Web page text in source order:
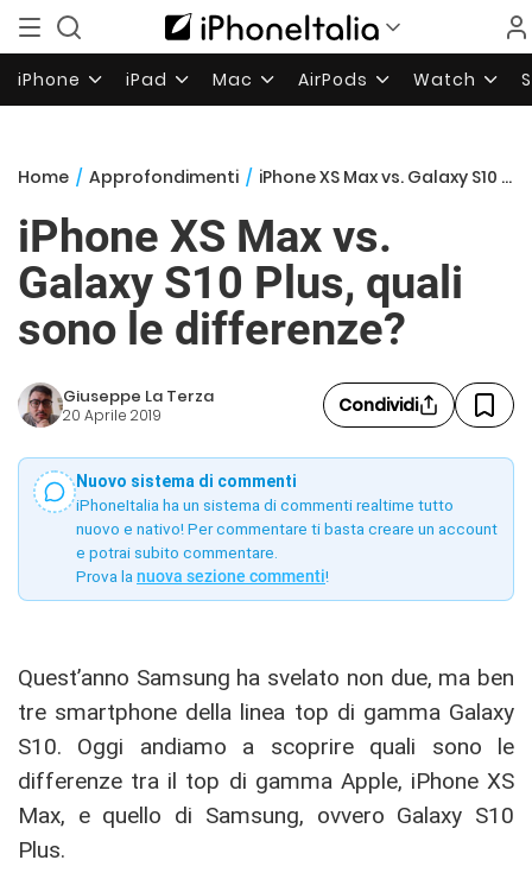
iPhone iPad Mac AirPods Watch
Home / Approfondimenti / iPhone XS Max vs. Galaxy S10 Plus, quali sono le differenze?
iPhone XS Max vs.
Galaxy S10 Plus, quali
sono le differenze?
Giuseppe La Terza
20 Aprile 2019 Condividi
Nuovo sistema di commenti
iPhoneItalia ha un sistema di commenti realtime tutto
nuovo e nativo! Per commentare ti basta creare un account
e potrai subito commentare.
Prova la nuova sezione commenti!
Quest’anno Samsung ha svelato non due, ma ben
tre smartphone della linea top di gamma Galaxy
S10. Oggi andiamo a scoprire quali sono le
differenze tra il top di gamma Apple, iPhone XS
Max, e quello di Samsung, ovvero Galaxy S10
Plus.